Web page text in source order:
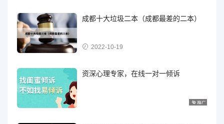
成都十大垃圾二本（成都最差的二本）
2022-10-19
资深心理专家，在线一对一倾诉